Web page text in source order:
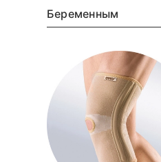
Беременным